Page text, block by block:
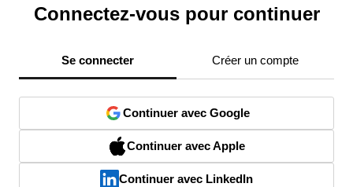
Connectez-vous pour continuer
Se connecter Créer un compte
Continuer avec Google
Continuer avec Apple
Continuer avec LinkedIn